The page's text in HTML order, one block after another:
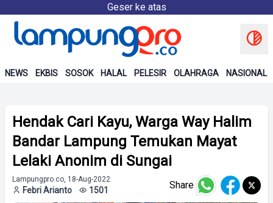
Geser ke atas
NEWS EKBIS SOSOK HALAL PELESIR OLAHRAGA NASIONAL
Hendak Cari Kayu, Warga Way Halim
Bandar Lampung Temukan Mayat
Lelaki Anonim di Sungai
Lampungpro.co, 18-Aug-2022
Febri Arianto 1501 Share